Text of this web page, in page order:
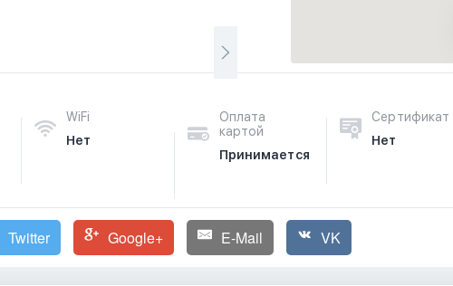
WiFi
Нет
Оплата
картой
Принимается
Сертификат
Нет
Twitter Google+ E-Mail VK